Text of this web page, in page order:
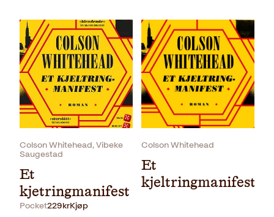
Colson Whitehead, Vibeke
Saugestad
Et
kjetringmanifest
Pocket229krKjøp
Colson Whitehead
Et
kjeltringmanifest